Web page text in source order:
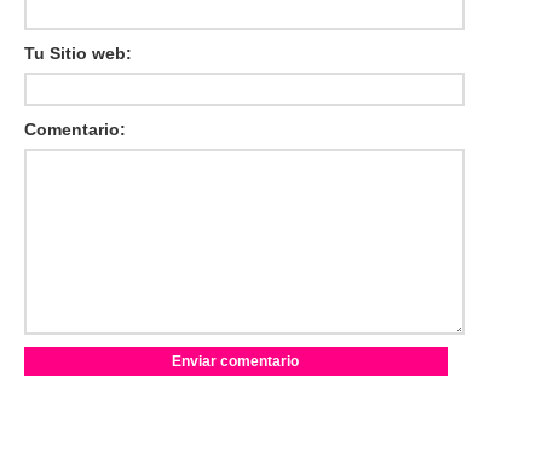
Tu Sitio web:
Comentario: